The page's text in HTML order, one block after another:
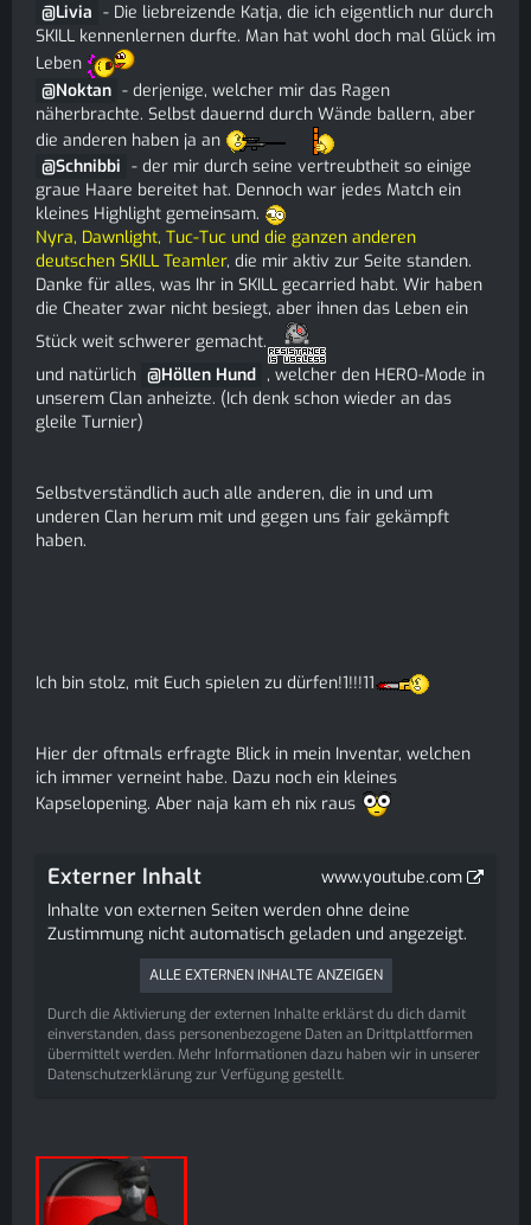
Livia - Die liebreizende Katja, die ich eigentlich nur durch
SKILL kennenlernen durfte. Man hat wohl doch mal Glück im
Leben
Noktan - derjenige, welcher mir das Ragen
näherbrachte. Selbst dauernd durch Wände ballern, aber
die anderen haben ja an
Schnibbi - der mir durch seine vertreubtheit so einige
graue Haare bereitet hat. Dennoch war jedes Match ein
kleines Highlight gemeinsam.
Nyra, Dawnlight, Tuc-Tuc und die ganzen anderen
deutschen SKILL Teamler, die mir aktiv zur Seite standen.
Danke für alles, was Ihr in SKILL gecarried habt. Wir haben
die Cheater zwar nicht besiegt, aber ihnen das Leben ein
Stück weit schwerer gemacht.
und natürlich
Höllen Hund , welcher den HERO-Mode in
unserem Clan anheizte. (Ich denk schon wieder an das
gleile Turnier)
Selbstverständlich auch alle anderen, die in und um
underen Clan herum mit und gegen uns fair gekämpft
haben.
Ich bin stolz, mit Euch spielen zu dürfen!1!!!11
Hier der oftmals erfragte Blick in mein Inventar, welchen
ich immer verneint habe. Dazu noch ein kleines
Kapselopening. Aber naja kam eh nix raus
Externer Inhalt
www.youtube.com
Inhalte von externen Seiten werden ohne deine
Zustimmung nicht automatisch geladen und angezeigt.
ALLE EXTERNEN INHALTE ANZEIGEN
Durch die Aktivierung der externen Inhalte erklärst du dich damit
einverstanden, dass personenbezogene Daten an Drittplattformen
übermittelt werden. Mehr Informationen dazu haben wir in unserer
Datenschutzerklärung zur Verfügung gestellt.